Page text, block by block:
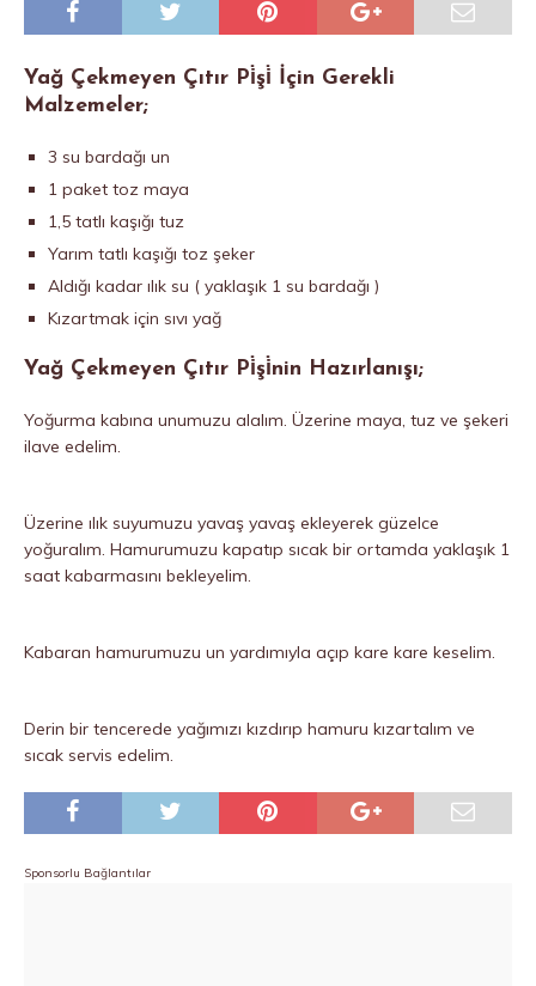
Yağ Çekmeyen Çıtır Pi̇şi̇ İçin Gerekli
Malzemeler;
3 su bardağı un
1 paket toz maya
1,5 tatlı kaşığı tuz
Yarım tatlı kaşığı toz şeker
Aldığı kadar ılık su ( yaklaşık 1 su bardağı )
Kızartmak için sıvı yağ
Yağ Çekmeyen Çıtır Pi̇şi̇nin Hazırlanışı;
Yoğurma kabına unumuzu alalım. Üzerine maya, tuz ve şekeri
ilave edelim.
Üzerine ılık suyumuzu yavaş yavaş ekleyerek güzelce
yoğuralım. Hamurumuzu kapatıp sıcak bir ortamda yaklaşık 1
saat kabarmasını bekleyelim.
Kabaran hamurumuzu un yardımıyla açıp kare kare keselim.
Derin bir tencerede yağımızı kızdırıp hamuru kızartalım ve
sıcak servis edelim.
Sponsorlu Bağlantılar